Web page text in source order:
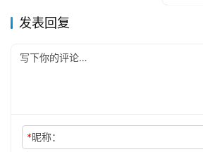
发表回复
*昵称：